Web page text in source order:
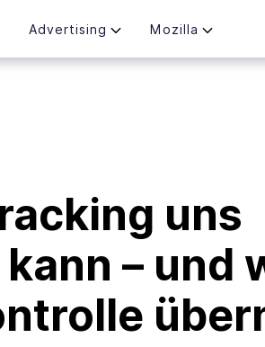
Advertising Mozilla
uns
– und